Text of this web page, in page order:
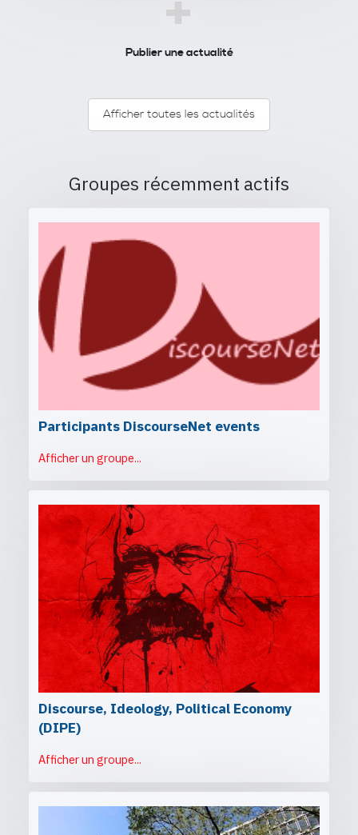
+
Publier une actualité
Afficher toutes les actualités
Groupes récemment actifs
Participants DiscourseNet events
Afficher un groupe...
Discourse, Ideology, Political Economy
(DIPE)
Afficher un groupe...